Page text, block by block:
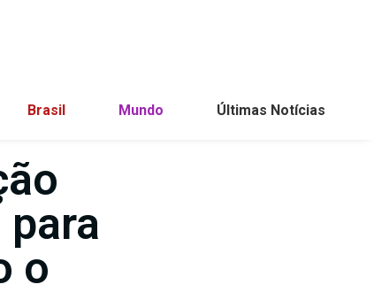
Brasil Mundo Últimas Notícias
o